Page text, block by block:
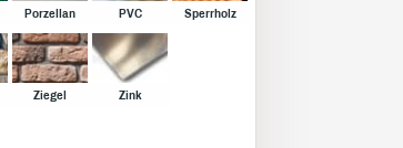
Porzellan PVC Sperrholz
Ziegel Zink